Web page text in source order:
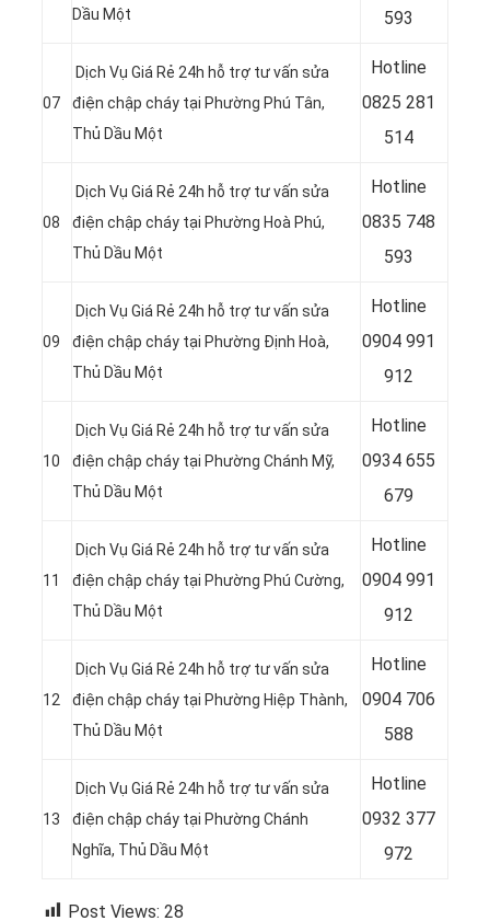
Dầu Một
593
07
Dịch Vụ Giá Rẻ 24h hỗ trợ tư vấn sửa
điện chập cháy tại Phường Phú Tân,
Thủ Dầu Một
Hotline
0825 281
514
08
Dịch Vụ Giá Rẻ 24h hỗ trợ tư vấn sửa
điện chập cháy tại Phường Hoà Phú,
Thủ Dầu Một
Hotline
0835 748
593
09
Dịch Vụ Giá Rẻ 24h hỗ trợ tư vấn sửa
điện chập cháy tại Phường Định Hoà,
Thủ Dầu Một
Hotline
0904 991
912
10
Dịch Vụ Giá Rẻ 24h hỗ trợ tư vấn sửa
điện chập cháy tại Phường Chánh Mỹ,
Thủ Dầu Một
Hotline
0934 655
679
11
Dịch Vụ Giá Rẻ 24h hỗ trợ tư vấn sửa
điện chập cháy tại Phường Phú Cường,
Thủ Dầu Một
Hotline
0904 991
912
12
Dịch Vụ Giá Rẻ 24h hỗ trợ tư vấn sửa
điện chập cháy tại Phường Hiệp Thành,
Thủ Dầu Một
Hotline
0904 706
588
13
Dịch Vụ Giá Rẻ 24h hỗ trợ tư vấn sửa
điện chập cháy tại Phường Chánh
Nghĩa, Thủ Dầu Một
Hotline
0932 377
972
Post Views: 28